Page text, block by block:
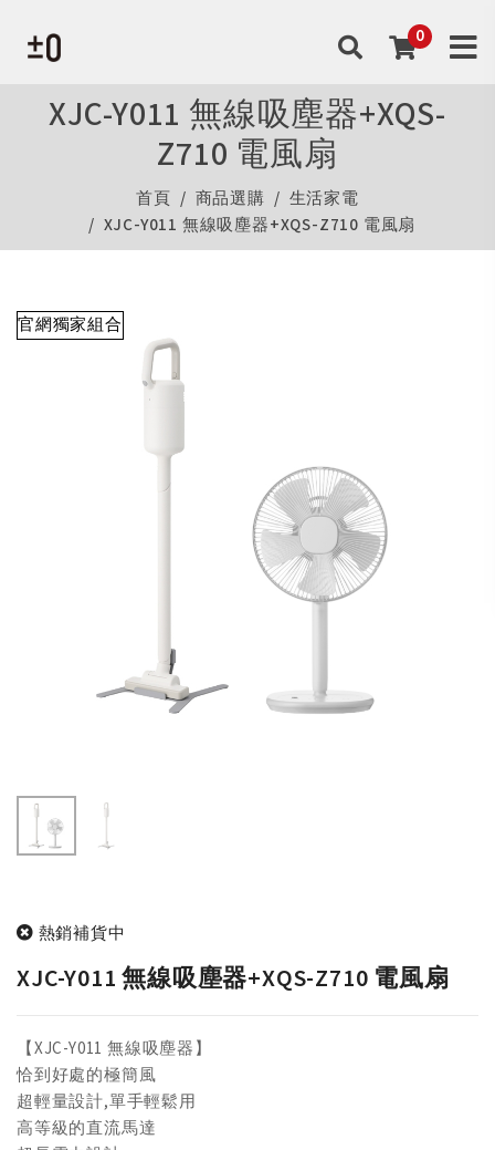
XJC-Y011 無線吸塵器+XQS-
Z710 電風扇
首頁 商品選購
生活家電
XJC-Y011 無線吸塵器+XQS-Z710 電風扇
官網獨家組合
熱銷補貨中
XJC-Y011 無線吸塵器+XQS-Z710 電風扇
【XJC-Y011 無線吸塵器】
恰到好處的極簡風
超輕量設計,單手輕鬆用
高等級的直流馬達